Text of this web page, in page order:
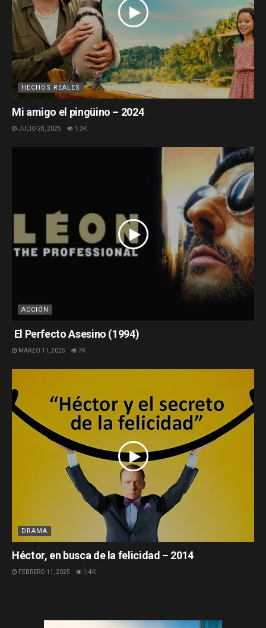
HECHOS REALES
Mi amigo el pingüino – 2024
JULIO 28, 2025 1.3K
ACCIÓN
El Perfecto Asesino (1994)
MARZO 11, 2025 7K
DRAMA
Héctor, en busca de la felicidad – 2014
FEBRERO 11, 2025 1.4K